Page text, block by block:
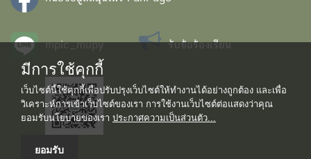
mpic_mupy รับข้อร้องเรียน
มีการใช้คุกกี้
เว็บไซต์นี้ใช้คุกกี้เพื่อปรับปรุงเว็บไซต์ให้ทำงานได้อย่างถูกต้อง และเพื่อ
วิเคราะห์การเข้าเว็บไซต์ของเรา การใช้งานเว็บไซต์ต่อแสดงว่าคุณ
ยอมรับนโยบายของเรา ประกาศความเป็นส่วนตัว...
ยอมรับ